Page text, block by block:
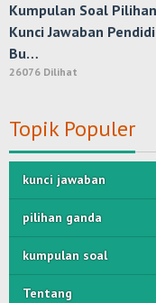
Kumpulan Soal
Kunci Jawaban
Bu…
26076 Dilihat
Topik Populer
kunci jawaban
pilihan ganda
kumpulan soal
Tentang